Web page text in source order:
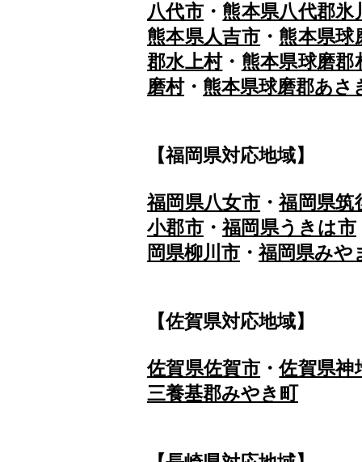
八代市 ・ 熊本県八代郡氷
熊本県人吉市 ・ 熊本県球
郡水上村・ 熊本県球磨郡
磨村・ 熊本県球磨郡あさ
【福岡県対応地域】
福岡県八女市 ・福岡県筑
小郡市・福岡県うきは市
岡県柳川市 ・福岡県みや
【佐賀県対応地域】
佐賀県佐賀市 ・佐賀県神
三養基郡みやき町